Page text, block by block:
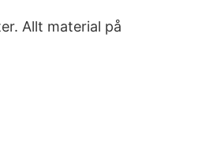
Allt material på